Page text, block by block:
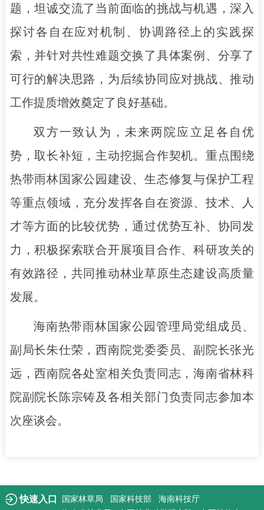
题，坦诚交流了当前面临的挑战与机遇，深入
探讨各自在应对机制、协调路径上的实践探
索，并针对共性难题交换了具体案例、分享了
可行的解决思路，为后续协同应对挑战、推动
工作提质增效奠定了良好基础。
双方一致认为，未来两院应立足各自优
势，取长补短，主动挖掘合作契机。重点围绕
热带雨林国家公园建设、生态修复与保护工程
等重点领域，充分发挥各自在资源、技术、人
才等方面的比较优势，通过优势互补、协同发
力，积极探索联合开展项目合作、科研攻关的
有效路径，共同推动林业草原生态建设高质量
发展。
海南热带雨林国家公园管理局党组成员、
副局长朱仕荣，西南院党委委员、副院长张光
远，西南院各处室相关负责同志，海南省林科
院副院长陈宗铸及各相关部门负责同志参加本
次座谈会。
快速入口 国家林草局 国家科技部
海南科技厅